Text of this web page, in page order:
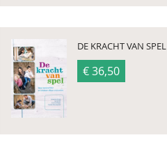
DE KRACHT VAN SPEL
€ 36,50